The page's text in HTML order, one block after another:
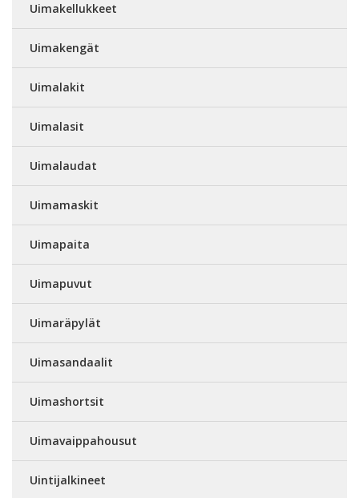
Uimakellukkeet
Uimakengät
Uimalakit
Uimalasit
Uimalaudat
Uimamaskit
Uimapaita
Uimapuvut
Uimaräpylät
Uimasandaalit
Uimashortsit
Uimavaippahousut
Uintijalkineet